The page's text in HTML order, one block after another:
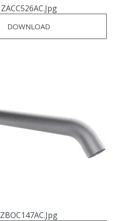
ZACC526AC.jpg
DOWNLOAD
ZBOC147AC.jpg